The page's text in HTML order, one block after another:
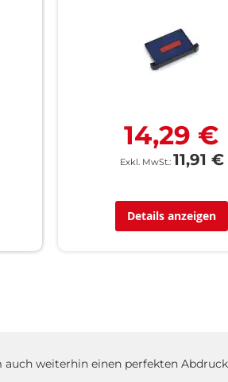
14,29 €
11,91 €
Details anzeigen
weiterhin einen perfekten